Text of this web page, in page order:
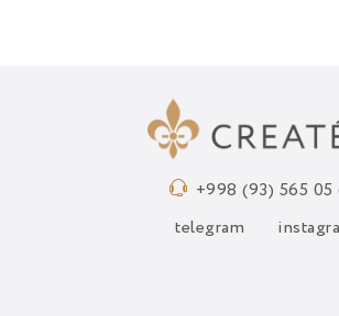
+998 (93) 565 05
telegram